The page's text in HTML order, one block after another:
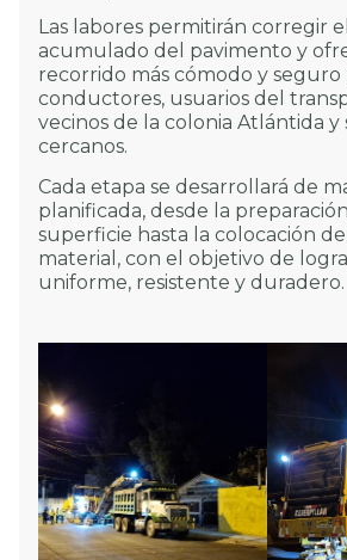
Las labores permitirán corregir
acumulado del pavimento y
recorrido más cómodo y seguro
conductores, usuarios del
vecinos de la colonia Atlántida y
cercanos.
Cada etapa se desarrollará de
planificada, desde la
superficie hasta la colocación
material, con el objetivo de
uniforme, resistente y duradero.